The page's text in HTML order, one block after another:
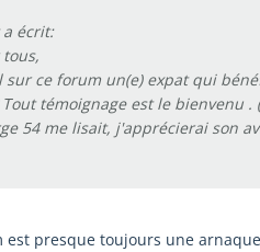
écrit:
ce forum un(e) expat qui
témoignage est le bienvenu
54 me lisait, j'apprécierai son
est presque toujours une